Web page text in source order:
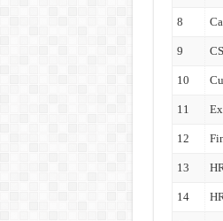
8
9
10
11
12
13
14